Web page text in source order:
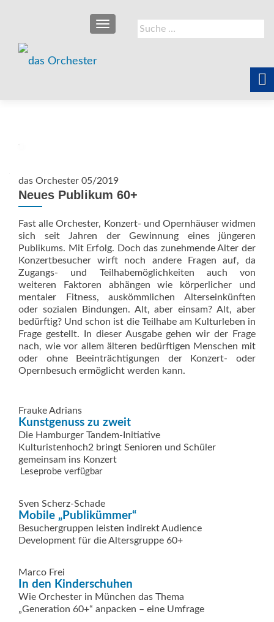
Suche
nach:
SCHALTE NAVIGATION
das Orchester 05/2019
Neues Publikum 60+
Fast alle Orchester, Konzert- und Opernhäuser widmen
sich seit Jahren der Gewinnung eines jüngeren
Publikums. Mit Erfolg. Doch das zunehmende Alter der
Konzertbesucher wirft noch andere Fragen auf, da
Zugangs- und Teilhabemöglichkeiten auch von
weiteren Faktoren abhängen wie körperlicher und
mentaler Fitness, auskömmlichen Alterseinkünften
oder sozialen Bindungen. Alt, aber einsam? Alt, aber
bedürftig? Und schon ist die Teilhabe am Kulturleben in
Frage gestellt. In dieser Ausgabe gehen wir der Frage
nach, wie vor allem älteren bedürftigen Menschen mit
oder ohne Beeinträchtigungen der Konzert- oder
Opernbesuch ermöglicht werden kann.
Frauke Adrians
Kunstgenuss zu zweit
Die Hamburger Tandem-Initiative
Kulturistenhoch2 bringt Senioren und Schüler
gemeinsam ins Konzert
Leseprobe verfügbar
Sven Scherz-Schade
Mobile „Publikümmer“
Besuchergruppen leisten indirekt Audience
Development für die Altersgruppe 60+
Marco Frei
In den Kinderschuhen
Wie Orchester in München das Thema
„Generation 60+“ anpacken – eine Umfrage